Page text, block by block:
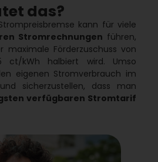
das?
kann für viele
Stromrechnungen führen,
maximale Förderzuschuss von
kWh halbiert wird. Umso
eigenen Stromverbrauch im
sicherzustellen, dass man
verfügbaren Stromtarif